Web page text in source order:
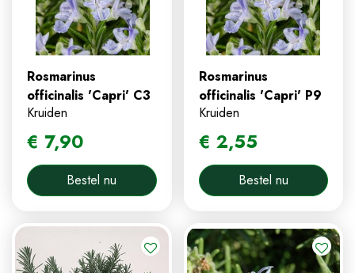
Rosmarinus
officinalis 'Capri' C3
Kruiden
€ 7,90
Bestel nu
Rosmarinus
officinalis 'Capri' P9
Kruiden
€ 2,55
Bestel nu